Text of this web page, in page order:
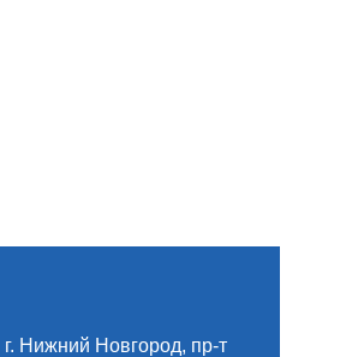
г. Нижний Новгород, пр-т